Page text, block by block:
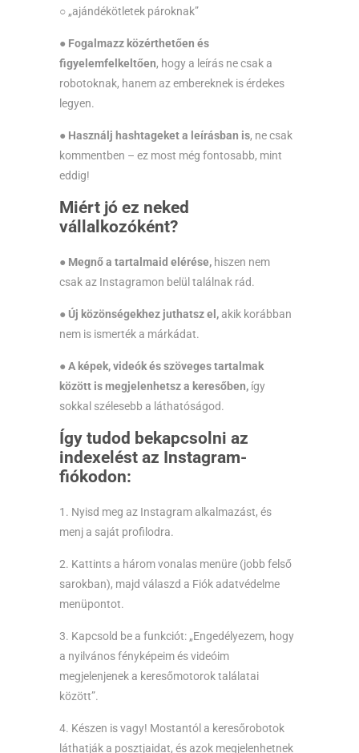
○ „ajándékötletek pároknak”
● Fogalmazz közérthetően és
figyelemfelkeltően, hogy a leírás ne csak a
robotoknak, hanem az embereknek is érdekes
legyen.
● Használj hashtageket a leírásban is, ne csak
kommentben – ez most még fontosabb, mint
eddig!
Miért jó ez neked
vállalkozóként?
● Megnő a tartalmaid elérése, hiszen nem
csak az Instagramon belül találnak rád.
● Új közönségekhez juthatsz el, akik korábban
nem is ismerték a márkádat.
● A képek, videók és szöveges tartalmak
között is megjelenhetsz a keresőben, így
sokkal szélesebb a láthatóságod.
Így tudod bekapcsolni az
indexelést az Instagram-
fiókodon:
1. Nyisd meg az Instagram alkalmazást, és
menj a saját profilodra.
2. Kattints a három vonalas menüre (jobb felső
sarokban), majd válaszd a Fiók adatvédelme
menüpontot.
3. Kapcsold be a funkciót: „Engedélyezem, hogy
a nyilvános fényképeim és videóim
megjelenjenek a keresőmotorok találatai
között”.
4. Készen is vagy! Mostantól a keresőrobotok
láthatják a posztjaidat, és azok megjelenhetnek